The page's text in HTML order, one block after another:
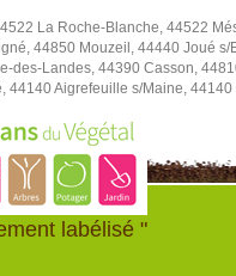
La Roche-Blanche, 44522
44850 Mouzeil, 44440 Joué
Landes, 44390 Casson,
Aigrefeuille s/Maine,
labélisé "